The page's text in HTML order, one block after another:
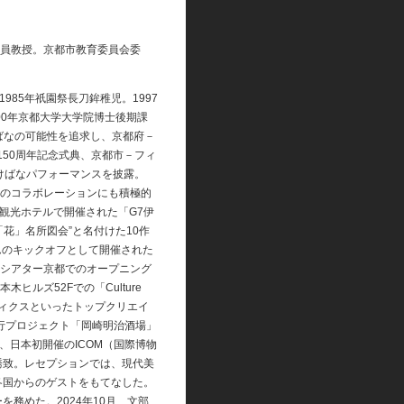
教授。京都市教育委員会委
年祇園祭長刀鉾稚児。1997
年京都大学大学院博士後期課
の可能性を追求し、京都府－
周年記念式典、京都市－フィ
なパフォーマンスを披露。
コラボレーションにも積極的
光ホテルで開催された「G7伊
」名所図会”と名付けた10作
キックオフとして開催された
アター京都でのオープニング
木ヒルズ52Fでの「Culture
クスといったトップクリエイ
ロジェクト「岡崎明治酒場」
日本初開催のICOM（国際博物
。レセプションでは、現代美
からのゲストをもてなした。
務めた。2024年10月、文部